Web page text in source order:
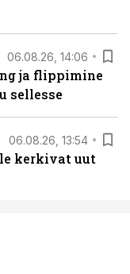
06.08.26, 14:06
ja flippimine
sellesse
06.08.26, 13:54
kerkivat uut